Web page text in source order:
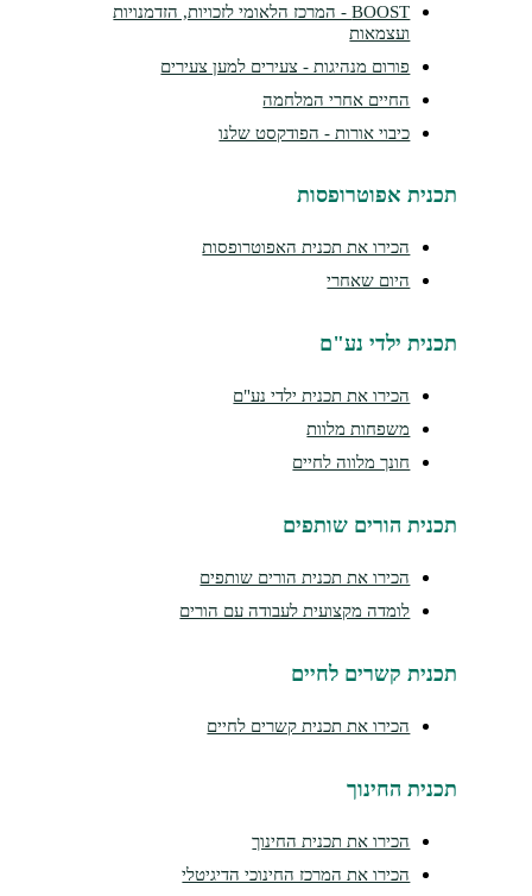
BOOST - המרכז הלאומי לזכויות, הזדמנויות
ועצמאות
פורום מנהיגות - צעירים למען צעירים
החיים אחרי המלחמה
כיבוי אורות - הפודקסט שלנו
תכנית אפוטרופסות
הכירו את תכנית האפוטרופסות
היום שאחרי
תכנית ילדי נע"ם
הכירו את תכנית ילדי נע"ם
משפחות מלוות
חונך מלווה לחיים
תכנית הורים שותפים
הכירו את תכנית הורים שותפים
לומדה מקצועית לעבודה עם הורים
תכנית קשרים לחיים
הכירו את תכנית קשרים לחיים
תכנית החינוך
הכירו את תכנית החינוך
הכירו את המרכז החינוכי הדיגיטלי